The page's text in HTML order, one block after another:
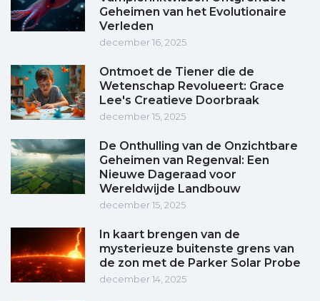
Geheimen van het Evolutionaire
Verleden
december 16, 2025
Ontmoet de Tiener die de
Wetenschap Revolueert: Grace
Lee's Creatieve Doorbraak
december 15, 2025
De Onthulling van de Onzichtbare
Geheimen van Regenval: Een
Nieuwe Dageraad voor
Wereldwijde Landbouw
december 15, 2025
In kaart brengen van de
mysterieuze buitenste grens van
de zon met de Parker Solar Probe
december 14, 2025